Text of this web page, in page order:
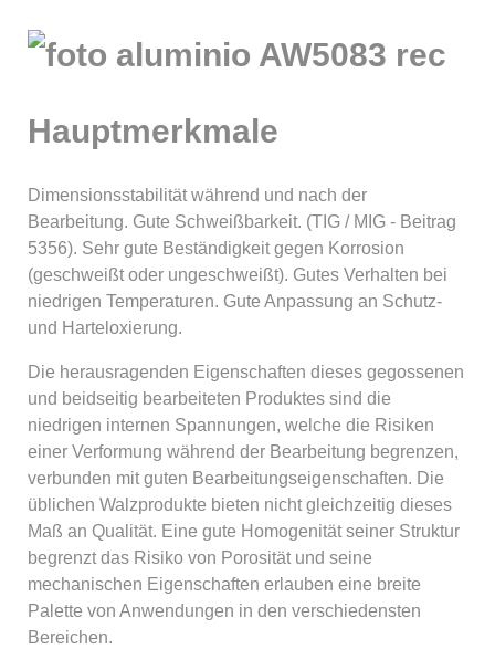
Hauptmerkmale
Dimensionsstabilität während und nach der
Bearbeitung. Gute Schweißbarkeit. (TIG / MIG - Beitrag
5356). Sehr gute Beständigkeit gegen Korrosion
(geschweißt oder ungeschweißt). Gutes Verhalten bei
niedrigen Temperaturen. Gute Anpassung an Schutz-
und Harteloxierung.
Die herausragenden Eigenschaften dieses gegossenen
und beidseitig bearbeiteten Produktes sind die
niedrigen internen Spannungen, welche die Risiken
einer Verformung während der Bearbeitung begrenzen,
verbunden mit guten Bearbeitungseigenschaften. Die
üblichen Walzprodukte bieten nicht gleichzeitig dieses
Maß an Qualität. Eine gute Homogenität seiner Struktur
begrenzt das Risiko von Porosität und seine
mechanischen Eigenschaften erlauben eine breite
Palette von Anwendungen in den verschiedensten
Bereichen.